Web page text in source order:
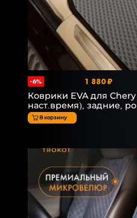
-6% 1 880 ₽
Коврики EVA для
наст.время), задние,
В корзину